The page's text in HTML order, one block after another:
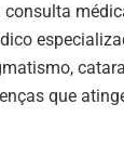
consulta
que